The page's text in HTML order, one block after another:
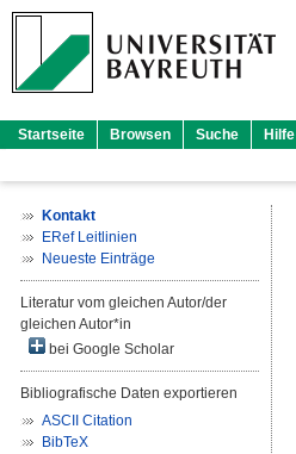
Startseite Browsen Suche Hilfe
Kontakt
ERef Leitlinien
Neueste Einträge
Literatur vom gleichen Autor/der
gleichen Autor*in
bei Google Scholar
Bibliografische Daten exportieren
ASCII Citation
BibTeX